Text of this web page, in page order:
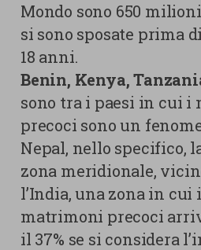
Mondo sono 650
si sono sposate prima
18 anni.
Benin, Kenya,
sono tra i paesi in cui i
precoci sono un
Nepal, nello specifico,
zona meridionale,
l’India, una zona in cui
matrimoni precoci
il 37% se si considera